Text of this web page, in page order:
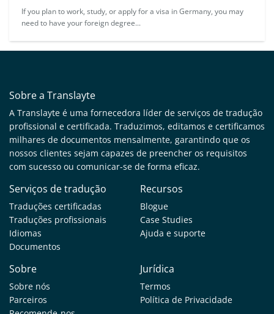
If you plan to work, study, or apply for a visa in Germany, you may
need to have your foreign degree...
Sobre a Translayte
A Translayte é uma fornecedora líder de serviços de tradução
profissional e certificada. Traduzimos, editamos e certificamos
milhares de documentos mensalmente, garantindo que os
nossos clientes sejam capazes de preencher os requisitos
com sucesso ou comunicar-se de forma eficaz.
Serviços de tradução
Traduções certificadas
Traduções profissionais
Idiomas
Documentos
Recursos
Blogue
Case Studies
Ajuda e suporte
Sobre
Sobre nós
Parceiros
Jurídica
Termos
Política de Privacidade